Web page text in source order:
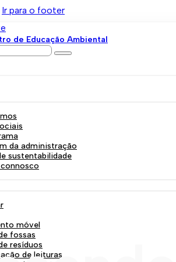
Ir para o footer
de Educação Ambiental
da administração
sustentabilidade
móvel
fossas
resíduos
de leituras